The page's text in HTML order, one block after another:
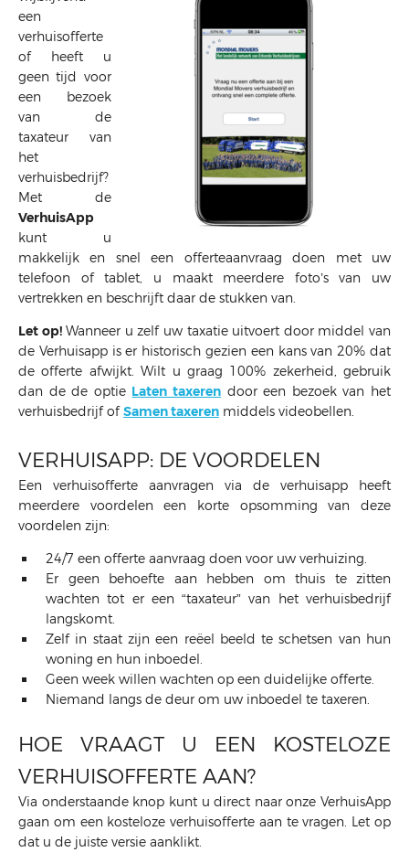
een
verhuisofferte
of heeft u
geen tijd voor
een bezoek
van de
taxateur van
het
verhuisbedrijf?
Met de
VerhuisApp
kunt u
makkelijk en snel een offerteaanvraag doen met uw
telefoon of tablet, u maakt meerdere foto’s van uw
vertrekken en beschrijft daar de stukken van.
Let op!Wanneer u zelf uw taxatie uitvoert door middel van
de Verhuisapp is er historisch gezien een kans van 20% dat
de offerte afwijkt. Wilt u graag 100% zekerheid, gebruik
dan de de optie Laten taxeren door een bezoek van het
verhuisbedrijf ofSamen taxeren middels videobellen.
VERHUISAPP: DE VOORDELEN
Een verhuisofferte aanvragen via de verhuisapp heeft
meerdere voordelen een korte opsomming van deze
voordelen zijn:
24/7 een offerte aanvraag doen voor uw verhuizing.
Er geen behoefte aan hebben om thuis te zitten
wachten tot er een “taxateur” van het verhuisbedrijf
langskomt.
Zelf in staat zijn een reëel beeld te schetsen van hun
woning en hun inboedel.
Geen week willen wachten op een duidelijke offerte.
Niemand langs de deur om uw inboedel te taxeren.
HOE VRAAGT U EEN KOSTELOZE
VERHUISOFFERTE AAN?
Via onderstaande knop kunt u direct naar onze VerhuisApp
gaan om een kosteloze verhuisofferte aan te vragen. Let op
dat u de juiste versie aanklikt.